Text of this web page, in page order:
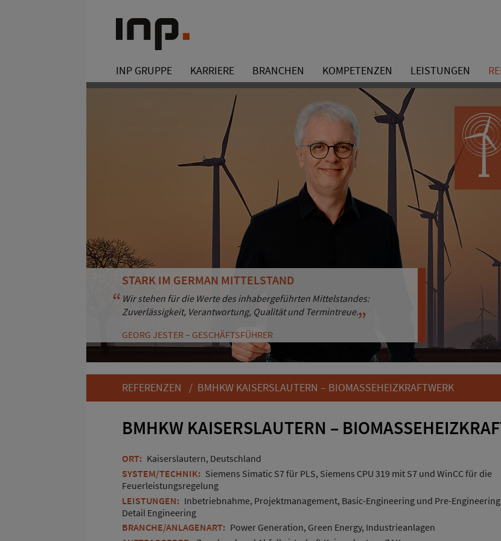
INP GRUPPE KARRIERE BRANCHEN KOMPETENZEN LEISTUNGEN
STARK IM GERMAN MITTELSTAND
Wir stehen für die Werte des inhabergeführten Mittelstandes:
Zuverlässigkeit, Verantwortung, Qualität und Termintreue.
GEORG JESTER – GESCHÄFTSFÜHRER
BESTÄNDIGKEIT UND KUNDENORIENTIERUNG
Durch Professionalität und Zuverlässigkeit punkten wir bei unseren
Kunden. Und das seit mehr als 30 Jahren.
ANDREAS HAASS – GESCHÄFTSFÜHRER
REFERENZEN / BMHKW KAISERSLAUTERN – BIOMASSEHEIZKRAFTWERK
BMHKW KAISERSLAUTERN –
ORT: Kaiserslautern, Deutschland
SYSTEM/TECHNIK: Siemens Simatic S7 für PLS, Siemens CPU 319 mit S7 und WinCC für die
Feuerleistungsregelung
LEISTUNGEN: Inbetriebnahme, Projektmanagement, Basic-Engineering und Pre-
Detail Engineering
BRANCHE/ANLAGENART: Power Generation, Green Energy, Industrieanlagen